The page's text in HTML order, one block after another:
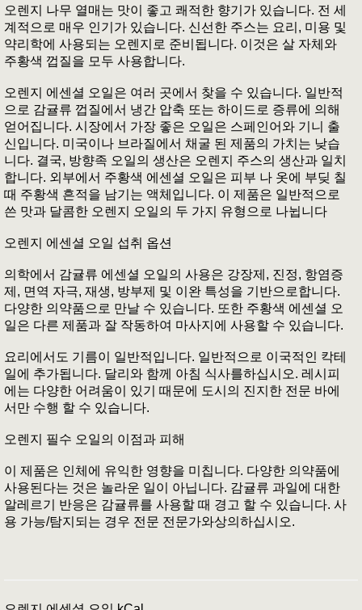
오렌지 나무 열매는 맛이 좋고 쾌적한 향기가 있습니다. 전 세
계적으로 매우 인기가 있습니다. 신선한 주스는 요리, 미용 및
약리학에 사용되는 오렌지로 준비됩니다. 이것은 살 자체와
주황색 껍질을 모두 사용합니다.
오렌지 에센셜 오일은 여러 곳에서 찾을 수 있습니다. 일반적
으로 감귤류 껍질에서 냉간 압축 또는 하이드로 증류에 의해
얻어집니다. 시장에서 가장 좋은 오일은 스페인어와 기니 출
신입니다. 미국이나 브라질에서 채굴 된 제품의 가치는 낮습
니다. 결국, 방향족 오일의 생산은 오렌지 주스의 생산과 일치
합니다. 외부에서 주황색 에센셜 오일은 피부 나 옷에 부딪 칠
때 주황색 흔적을 남기는 액체입니다. 이 제품은 일반적으로
쓴 맛과 달콤한 오렌지 오일의 두 가지 유형으로 나뉩니다
오렌지 에센셜 오일 섭취 옵션
의학에서 감귤류 에센셜 오일의 사용은 강장제, 진정, 항염증
제, 면역 자극, 재생, 방부제 및 이완 특성을 기반으로합니다.
다양한 의약품으로 만날 수 있습니다. 또한 주황색 에센셜 오
일은 다른 제품과 잘 작동하여 마사지에 사용할 수 있습니다.
요리에서도 기름이 일반적입니다. 일반적으로 이국적인 칵테
일에 추가됩니다. 달리와 함께 아침 식사를하십시오. 레시피
에는 다양한 어려움이 있기 때문에 도시의 진지한 전문 바에
서만 수행 할 수 있습니다.
오렌지 필수 오일의 이점과 피해
이 제품은 인체에 유익한 영향을 미칩니다. 다양한 의약품에
사용된다는 것은 놀라운 일이 아닙니다. 감귤류 과일에 대한
알레르기 반응은 감귤류를 사용할 때 경고 할 수 있습니다. 사
용 가능/탐지되는 경우 전문 전문가와상의하십시오.